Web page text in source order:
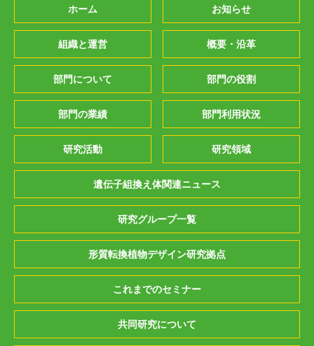
ホーム お知らせ
組織と運営 概要・沿革
部門について 部門の役割
部門の業績 部門利用状況
研究活動 研究領域
遺伝子組換え体関連ニュース
研究グループ一覧
形質転換植物デザイン研究拠点
これまでのセミナー
共同研究について